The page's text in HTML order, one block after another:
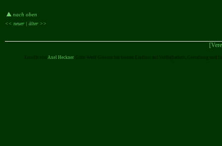
nach oben
<< neuer | älter >>
Erstellt von Axel Heckner. Grün-Weiß Giessen hat keinen Einfluss auf Verfügbarkeit, Gestaltung und